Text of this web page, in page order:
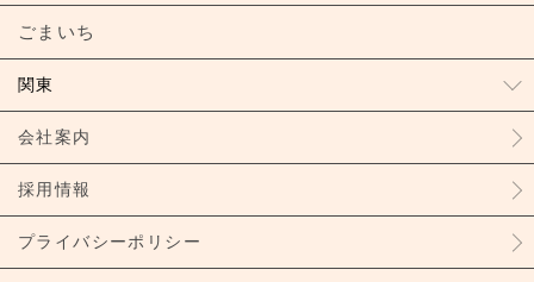
ごまいち
関東
会社案内
採用情報
プライバシーポリシー